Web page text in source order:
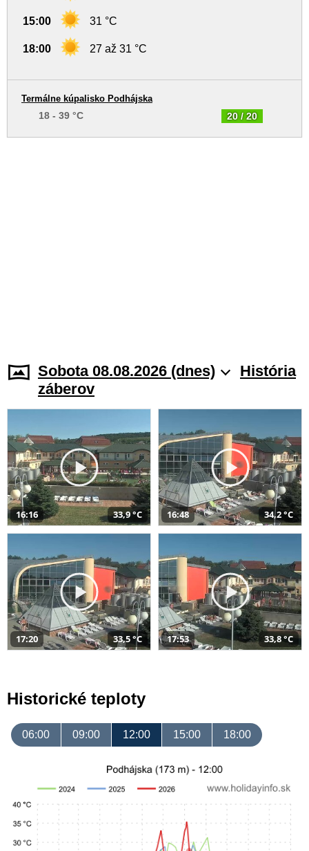
15:00 31 °C
18:00 27 až 31 °C
20 / 20
Termálne kúpalisko Podhájska
18 - 39 °C
Sobota 08.08.2026 (dnes)
História
záberov
16:16 33,9 °C 16:48 34,2 °C
17:20 33,5 °C 17:53 33,8 °C
Historické teploty
06:00 09:00 12:00 15:00 18:00